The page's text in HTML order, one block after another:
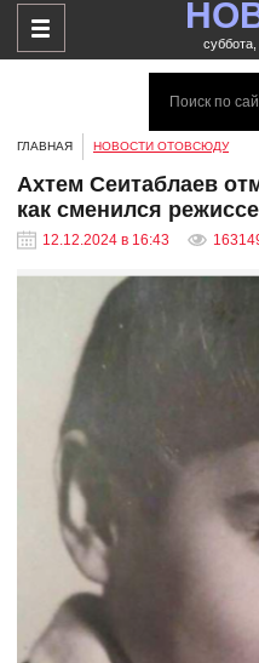
ГЛАВНАЯ НОВОСТИ ОТОВСЮДУ
Ахтем Сеитаблаев
как сменился
12.12.2024 в 16:43